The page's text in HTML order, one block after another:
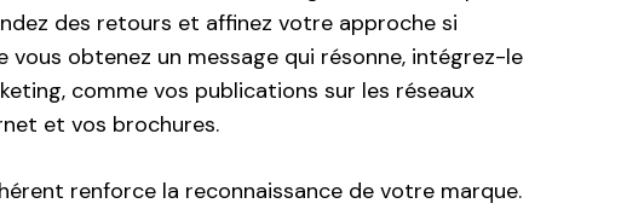
des retours et affinez votre approche si
vous obtenez un message qui résonne, intégrez-le
comme vos publications sur les réseaux
et vos brochures.
renforce la reconnaissance de votre marque.